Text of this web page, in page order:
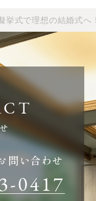
挙式で理想の結婚式へ
問い合わせ
0417